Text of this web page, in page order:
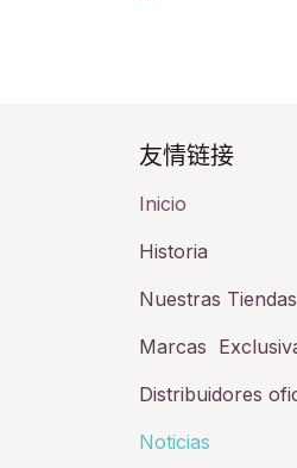
友情链接​
Inicio
Historia​
Nuestras Tiendas
Marcas
Distribuidores
Noticias